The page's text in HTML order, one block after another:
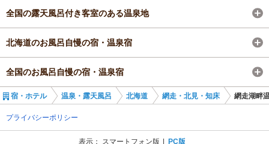
全国の露天風呂付き客室のある温泉地
北海道のお風呂自慢の宿・温泉宿
全国のお風呂自慢の宿・温泉宿
宿・ホテル 温泉・露天風呂 北海道 網走・北見・知床 網走湖畔
プライバシーポリシー
表示： スマートフォン版 PC版